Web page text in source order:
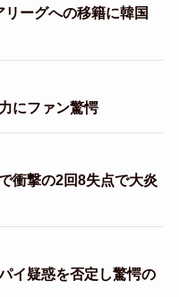
ーグへの移籍に韓国
にファン驚愕
衝撃の2回8失点で大炎
イ疑惑を否定し驚愕の